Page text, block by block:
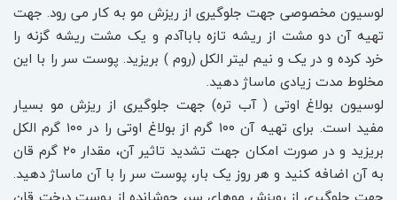
لوسیون مخصوصی جهت جلوگیری از ریزش مو به کار می رود. جهت
تهیه آن دو مشت از ریشه تازه باباآدم و یک مشت ریشه گزنه را
خرد کرده و در یک و نیم لیتر الکل (روم ) بریزید. پوست سر را با این
مخلوط مدت زیادی ماساژ دهید.
لوسیون بولاغ اوتی ( آب تره) جهت جلوگیری از ریزش مو بسیار
مفید است. برای تهیه آن ۱۰۰ گرم از بولاغ اوتی را در ۱۰۰ گرم الکل
بریزید و در صورت امکان جهت تشدید تاثیر آن، مقدار ۲۰ گرم قان
به آن اضافه کنید و هر روز یک بار، پوست سر را با آن ماساژ دهید.